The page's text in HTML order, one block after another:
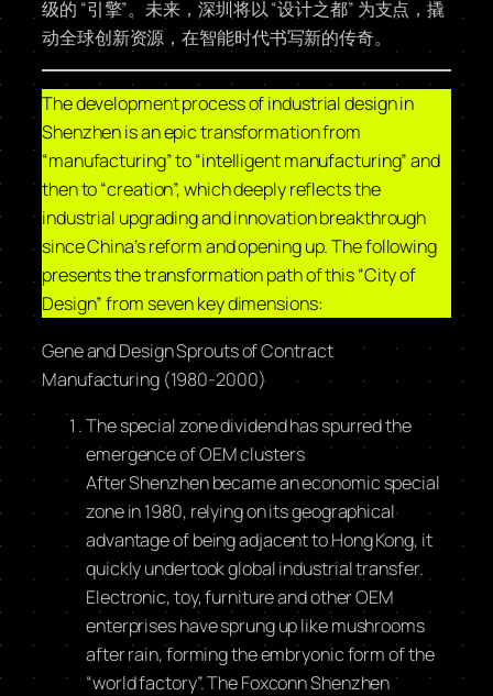
级的 “引擎”。未来，深圳将以 “设计之都” 为支点，撬
动全球创新资源，在智能时代书写新的传奇。
The development process of industrial design in
Shenzhen is an epic transformation from
“manufacturing” to “intelligent manufacturing” and
then to “creation”, which deeply reflects the
industrial upgrading and innovation breakthrough
since China’s reform and opening up. The following
presents the transformation path of this “City of
Design” from seven key dimensions:
Gene and Design Sprouts of Contract
Manufacturing (1980-2000)
The special zone dividend has spurred the
emergence of OEM clusters
After Shenzhen became an economic special
zone in 1980, relying on its geographical
advantage of being adjacent to Hong Kong, it
quickly undertook global industrial transfer.
Electronic, toy, furniture and other OEM
enterprises have sprung up like mushrooms
after rain, forming the embryonic form of the
“world factory”. The Foxconn Shenzhen